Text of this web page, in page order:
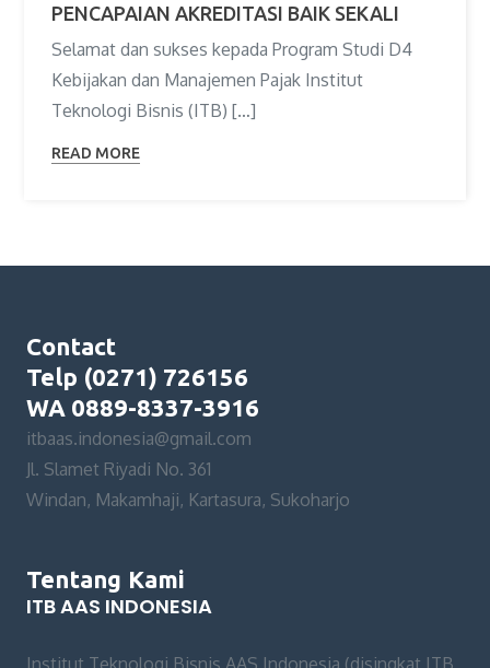
PENCAPAIAN AKREDITASI BAIK SEKALI
Selamat dan sukses kepada Program Studi D4
Kebijakan dan Manajemen Pajak Institut
Teknologi Bisnis (ITB) […]
READ MORE
Contact
Telp (0271) 726156
WA 0889-8337-3916
itbaas.indonesia@gmail.com
Jl. Slamet Riyadi No. 361
Windan, Makamhaji, Kartasura, Sukoharjo
Tentang Kami
ITB AAS INDONESIA
Institut Teknologi Bisnis AAS Indonesia (disingkat ITB